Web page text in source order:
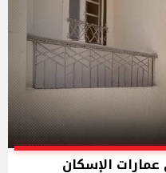
الإسكان